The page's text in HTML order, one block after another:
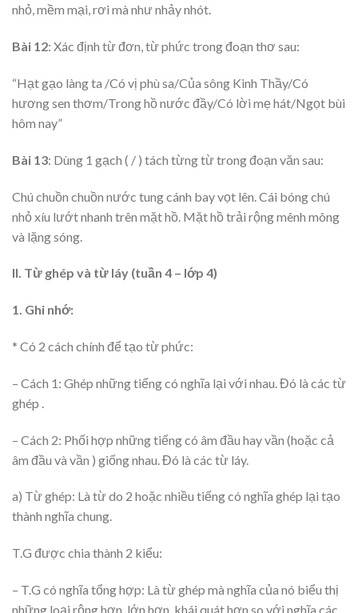
nhỏ, mềm mại, rơi mà như nhảy nhót.
Bài 12: Xác định từ đơn, từ phức trong đoạn thơ sau:
“Hạt gạo làng ta /Có vị phù sa/Của sông Kinh Thầy/Có
hương sen thơm/Trong hồ nước đầy/Có lời mẹ hát/Ngọt bùi
hôm nay”
Bài 13: Dùng 1 gạch ( / ) tách từng từ trong đoạn văn sau:
Chú chuồn chuồn nước tung cánh bay vọt lên. Cái bóng chú
nhỏ xíu lướt nhanh trên mặt hồ. Mặt hồ trải rộng mênh mông
và lặng sóng.
II. Từ ghép và từ láy (tuần 4 – lớp 4)
1. Ghi nhớ:
* Có 2 cách chính để tạo từ phức:
– Cách 1: Ghép những tiếng có nghĩa lại với nhau. Đó là các từ
ghép .
– Cách 2: Phối hợp những tiếng có âm đầu hay vần (hoặc cả
âm đầu và vần ) giống nhau. Đó là các từ láy.
a) Từ ghép: Là từ do 2 hoặc nhiều tiếng có nghĩa ghép lại tạo
thành nghĩa chung.
T.G được chia thành 2 kiểu:
– T.G có nghĩa tổng hợp: Là từ ghép mà nghĩa của nó biểu thị
những loại rộng hơn, lớn hơn, khái quát hơn so với nghĩa các